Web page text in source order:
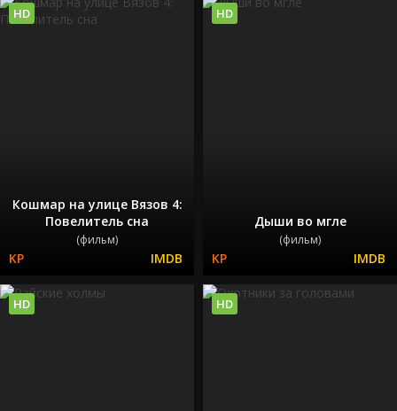
Кошмар на улице Вязов 4:
Повелитель сна
(фильм)
HD
Дыши во мгле
(фильм)
HD
HD HD